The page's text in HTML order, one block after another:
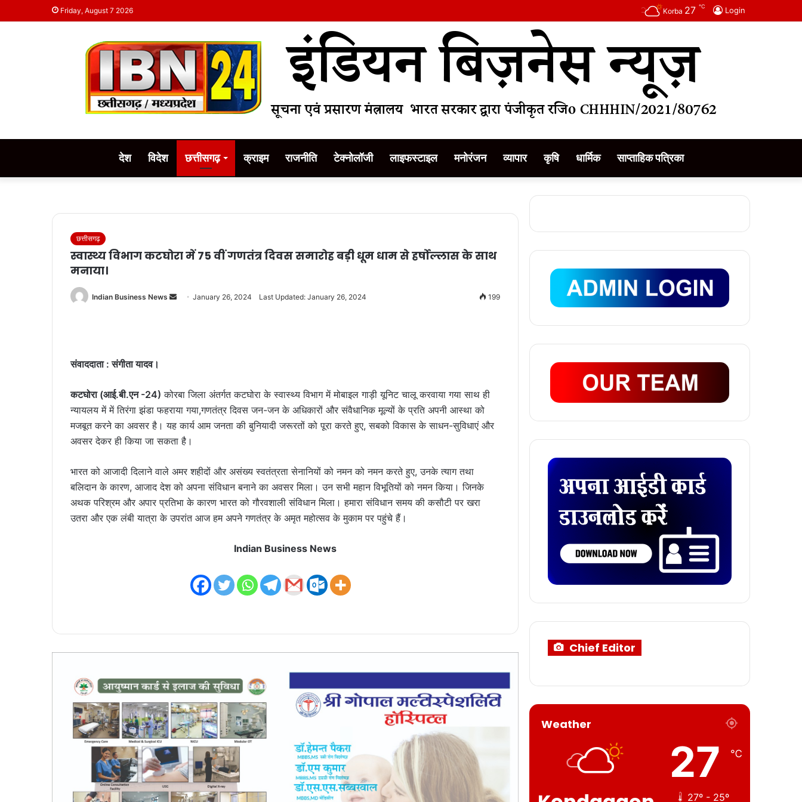
Friday, August 7 2026 Login
Korba 27 ℃
देश विदेश छत्तीसगढ़ क्राइम राजनीति टेक्नोलॉजी लाइफस्टाइल मनोरंजन व्यापार कृषि धार्मिक साप्ताहिक पत्रिका
छत्तीसगढ़
स्वास्थ्य विभाग कटघोरा में 75 वीं गणतंत्र दिवस समारोह बड़ी धूम धाम से हर्षोल्लास के साथ
मनाया।
Indian Business News
SendJanuary 26, 2024 Last Updated: January 26, 2024 199
संवाददाता : संगीता यादव।
कटघोरा (आई.बी.एन -24) कोरबा जिला अंतर्गत कटघोरा के स्वास्थ्य विभाग में मोबाइल गाड़ी यूनिट चालू करवाया गया साथ ही
न्यायलय में में तिरंगा झंडा फहराया गया,गणतंत्र दिवस जन-जन के अधिकारों और संवैधानिक मूल्यों के प्रति अपनी आस्था को
मजबूत करने का अवसर है। यह कार्य आम जनता की बुनियादी जरूरतों को पूरा करते हुए, सबको विकास के साधन-सुविधाएं और
अवसर देकर ही किया जा सकता है।
भारत को आजादी दिलाने वाले अमर शहीदों और असंख्य स्वतंत्रता सेनानियों को नमन को नमन करते हुए, उनके त्याग तथा
बलिदान के कारण, आजाद देश को अपना संविधान बनाने का अवसर मिला। उन सभी महान विभूतियों को नमन किया। जिनके
अथक परिश्रम और अपार प्रतिभा के कारण भारत को गौरवशाली संविधान मिला। हमारा संविधान समय की कसौटी पर खरा
उतरा और एक लंबी यात्रा के उपरांत आज हम अपने गणतंत्र के अमृत महोत्सव के मुकाम पर पहुंचे हैं।
Indian Business News
Chief Editor
Weather
27 ℃
27º - 25º